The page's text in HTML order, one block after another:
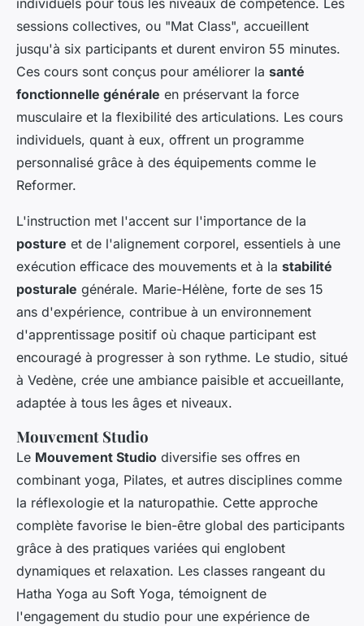
individuels pour tous les niveaux de compétence. Les
sessions collectives, ou "Mat Class", accueillent
jusqu'à six participants et durent environ 55 minutes.
Ces cours sont conçus pour améliorer la santé
fonctionnelle générale en préservant la force
musculaire et la flexibilité des articulations. Les cours
individuels, quant à eux, offrent un programme
personnalisé grâce à des équipements comme le
Reformer.
L'instruction met l'accent sur l'importance de la
posture et de l'alignement corporel, essentiels à une
exécution efficace des mouvements et à la stabilité
posturale générale. Marie-Hélène, forte de ses 15
ans d'expérience, contribue à un environnement
d'apprentissage positif où chaque participant est
encouragé à progresser à son rythme. Le studio, situé
à Vedène, crée une ambiance paisible et accueillante,
adaptée à tous les âges et niveaux.
Mouvement Studio
Le Mouvement Studio diversifie ses offres en
combinant yoga, Pilates, et autres disciplines comme
la réflexologie et la naturopathie. Cette approche
complète favorise le bien-être global des participants
grâce à des pratiques variées qui englobent
dynamiques et relaxation. Les classes rangeant du
Hatha Yoga au Soft Yoga, témoignent de
l'engagement du studio pour une expérience de